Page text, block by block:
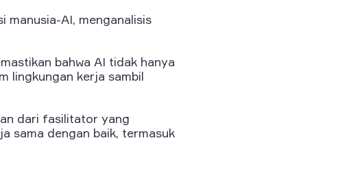
manusia-AI, menganalisis
bahwa AI tidak hanya
lingkungan kerja sambil
dari fasilitator yang
sama dengan baik, termasuk